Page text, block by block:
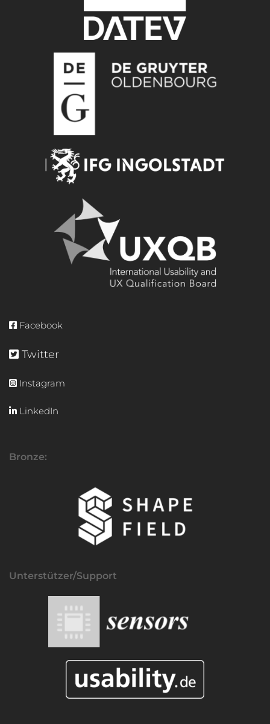
Facebook
Twitter
Instagram
LinkedIn
Bronze:
Unterstützer/Support